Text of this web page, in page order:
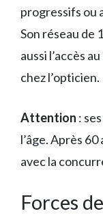
progressifs ou
Son réseau de
aussi l’accès au
chez l’opticien.
Attention :
l’âge. Après
avec la
Forces